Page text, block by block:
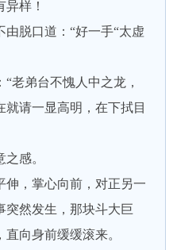
样！
脱口道：“好一手“太虚
弟台不愧人中之龙，
请一显高明，在下拭目
感。
，掌心向前，对正另一
突然发生，那块斗大巨
向身前缓缓滚来。